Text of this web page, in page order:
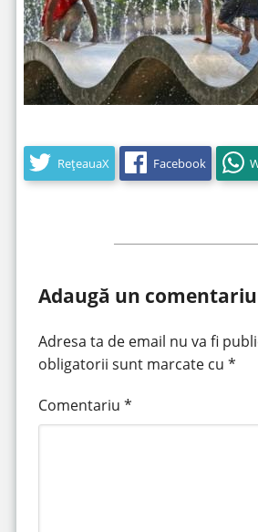
RețeauaX Facebook
Adaugă un comentariu
Adresa ta de email nu va fi
obligatorii sunt marcate cu *
Comentariu *